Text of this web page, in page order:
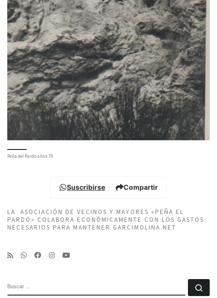
Peña del Pardo años 70
Suscribirse Compartir
LA ASOCIACIÓN DE VECINOS Y MAYORES «PEÑA EL
PARDO» COLABORA ECONÓMICAMENTE CON LOS GASTOS
NECESARIOS PARA MANTENER GARCIMOLINA.NET